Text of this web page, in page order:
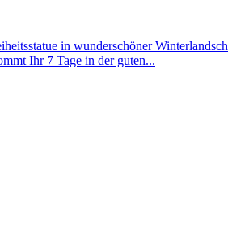
in wunderschöner
Ihr 7 Tage in der guten...